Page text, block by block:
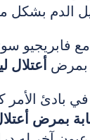
الدم بشكل
بمرض أعتلال
بادئ الأمر
بمرض